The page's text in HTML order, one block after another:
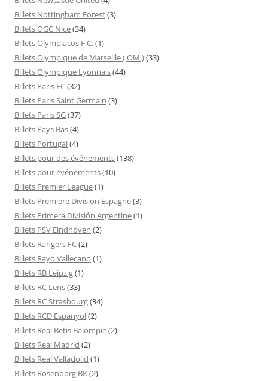
Billets Nottingham Forest(3)
Billets OGC Nice(34)
Billets Olympiacos F.C.(1)
Billets Olympique de Marseille ( OM )(33)
Billets Olympique Lyonnais(44)
Billets Paris FC(32)
Billets Paris Saint Germain (3)
Billets Paris SG(37)
Billets Pays Bas(4)
Billets Portugal(4)
Billets pour des événements(138)
Billets pour événements(10)
Billets Premier League(1)
Billets Premiere Division Espagne(3)
Billets Primera División Argentine(1)
Billets PSV Eindhoven (2)
Billets Rangers FC(2)
Billets Rayo Vallecano (1)
Billets RB Leipzig(1)
Billets RC Lens(33)
Billets RC Strasbourg(34)
Billets RCD Espanyol(2)
Billets Real Betis Balompie(2)
Billets Real Madrid (2)
Billets Real Valladolid (1)
Billets Rosenborg BK(2)